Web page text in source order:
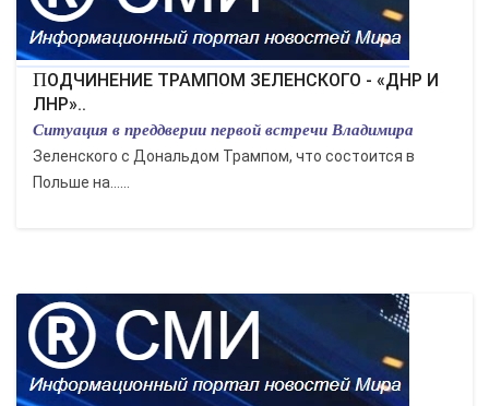
ПОДЧИНЕНИЕ ТРАМПОМ ЗЕЛЕНСКОГО - «ДНР И
ЛНР»..
Ситуация в преддверии первой встречи Владимира
Зеленского с Дональдом Трампом, что состоится в
Польше на…...